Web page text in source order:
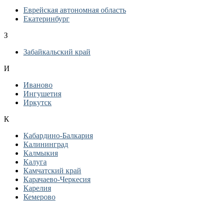
Еврейская автономная область
Екатеринбург
З
Забайкальский край
И
Иваново
Ингушетия
Иркутск
К
Кабардино-Балкария
Калининград
Калмыкия
Калуга
Камчатский край
Карачаево-Черкесия
Карелия
Кемерово